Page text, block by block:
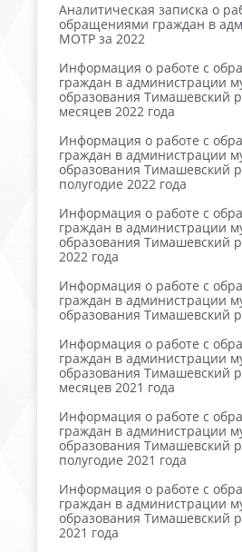
Аналитическая записка о
обращениями граждан в
МОТР за 2022
Информация о работе с
граждан в администрации
образования Тимашевский
месяцев 2022 года
Информация о работе с
граждан в администрации
образования Тимашевский
полугодие 2022 года
Информация о работе с
граждан в администрации
образования Тимашевский
2022 года
Информация о работе с
граждан в администрации
образования Тимашевский
Информация о работе с
граждан в администрации
образования Тимашевский
месяцев 2021 года
Информация о работе с
граждан в администрации
образования Тимашевский
полугодие 2021 года
Информация о работе с
граждан в администрации
образования Тимашевский
2021 года